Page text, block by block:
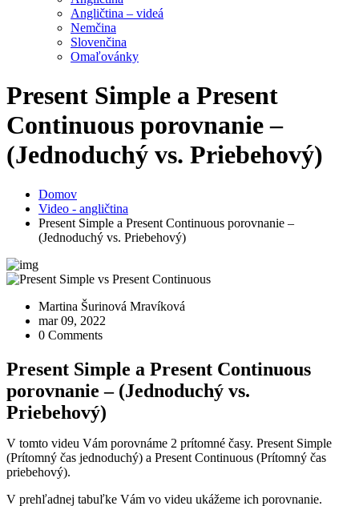
Angličtina – videá
Nemčina
Slovenčina
Omaľovánky
Present Simple a Present
Continuous porovnanie –
(Jednoduchý vs. Priebehový)
Domov
Video - angličtina
Present Simple a Present Continuous porovnanie –
(Jednoduchý vs. Priebehový)
Martina Šurinová Mravíková
mar 09, 2022
0 Comments
Present Simple a Present Continuous
porovnanie – (Jednoduchý vs.
Priebehový)
V tomto videu Vám porovnáme 2 prítomné časy. Present Simple
(Prítomný čas jednoduchý) a Present Continuous (Prítomný čas
priebehový).
V prehľadnej tabuľke Vám vo videu ukážeme ich porovnanie.